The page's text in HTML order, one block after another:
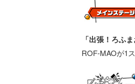
「出張！ろふ
ROF-MAOが1